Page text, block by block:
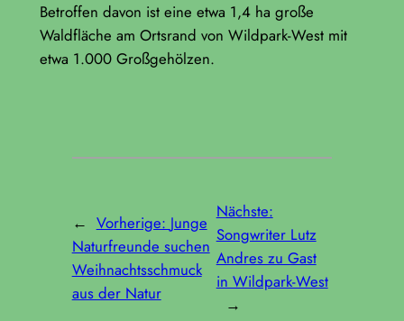
Betroffen davon ist eine etwa 1,4 ha große
Waldfläche am Ortsrand von Wildpark-West mit
etwa 1.000 Großgehölzen.
← Vorherige: Junge
Naturfreunde suchen
Weihnachtsschmuck
aus der Natur
Nächste:
Songwriter Lutz
Andres zu Gast
in Wildpark-West
→